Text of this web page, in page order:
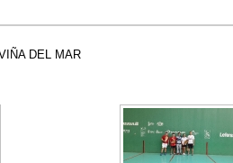
DEL MAR